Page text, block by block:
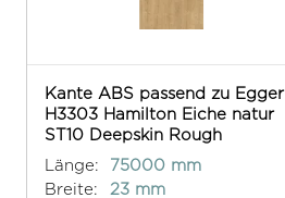
Kante ABS passend zu Egger
H3303 Hamilton Eiche natur
ST10 Deepskin Rough
Länge:
75000 mm
Breite:
23 mm